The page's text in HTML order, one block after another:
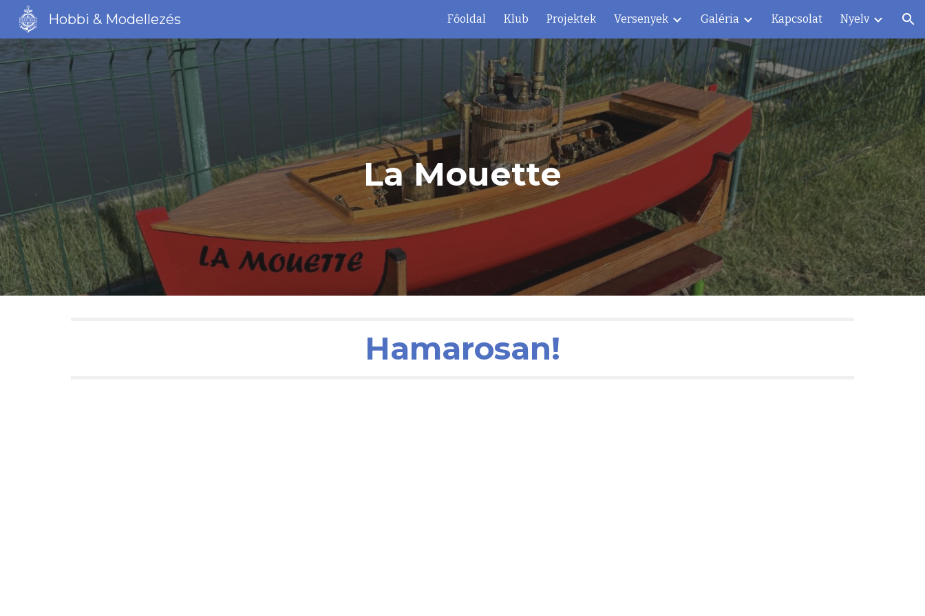
Skip to navigation
Hobbi & Modellezés Főoldal Klub Projektek Versenyek Galéria Kapcsolat Nyelv
La Mouette
Hamarosan!